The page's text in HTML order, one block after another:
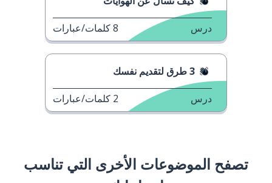
درس 8كلمات/عبارات
3 طرق لتقديم نفسك
درس 2 كلمات/عبارات
تصفح الموضوعات الأخرى التي تناسب